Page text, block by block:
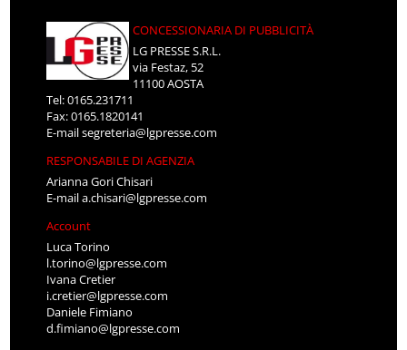
CONCESSIONARIA DI PUBBLICITÀ
LG PRESSE S.R.L.
via Festaz, 52
11100 AOSTA
Tel: 0165.231711
Fax: 0165.1820141
E-mailsegreteria@lgpresse.com
RESPONSABILE DI AGENZIA
Arianna Gori Chisari
E-maila.chisari@lgpresse.com
Account
Luca Torino
l.torino@lgpresse.com
Ivana Cretier
i.cretier@lgpresse.com
Daniele Fimiano
d.fimiano@lgpresse.com